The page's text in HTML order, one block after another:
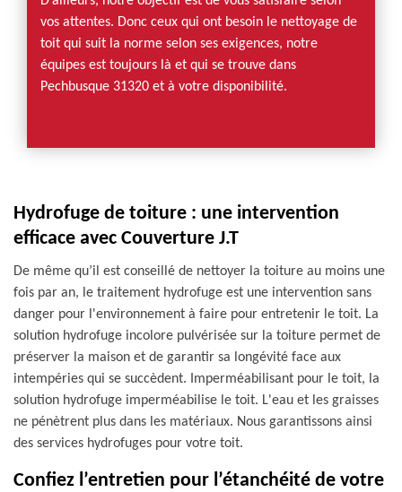
vos attentes. Donc ceux qui ont besoin le nettoyage de
toit qui suit la norme selon ses exigences, notre
équipes est toujours là et qui se trouve dans
Pechbusque 31320 et à votre disponibilité.
Hydrofuge de toiture : une intervention
efficace avec Couverture J.T
De même qu’il est conseillé de nettoyer la toiture au moins une
fois par an, le traitement hydrofuge est une intervention sans
danger pour l'environnement à faire pour entretenir le toit. La
solution hydrofuge incolore pulvérisée sur la toiture permet de
préserver la maison et de garantir sa longévité face aux
intempéries qui se succèdent. Imperméabilisant pour le toit, la
solution hydrofuge imperméabilise le toit. L'eau et les graisses
ne pénètrent plus dans les matériaux. Nous garantissons ainsi
des services hydrofuges pour votre toit.
Confiez l’entretien pour l’étanchéité de votre